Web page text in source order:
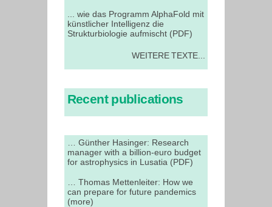
... wie das Programm AlphaFold mit
künstlicher Intelligenz die
Strukturbiologie aufmischt (PDF)
WEITERE TEXTE...
Recent publications
… Günther Hasinger: Research
manager with a billion-euro budget
for astrophysics in Lusatia (PDF)
… Thomas Mettenleiter: How we
can prepare for future pandemics
(more)